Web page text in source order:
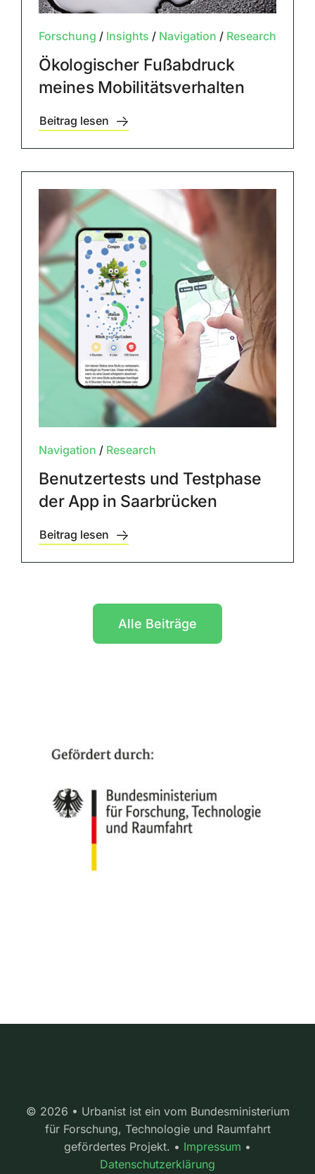
Forschung / Insights / Navigation / Research
Ökologischer Fußabdruck
meines Mobilitätsverhalten
Beitrag lesen
Navigation / Research
Benutzertests und Testphase
der App in Saarbrücken
Beitrag lesen
Alle Beiträge
© 2026 • Urbanist ist ein vom Bundesministerium
für Forschung, Technologie und Raumfahrt
gefördertes Projekt. • Impressum •
Datenschutzerklärung